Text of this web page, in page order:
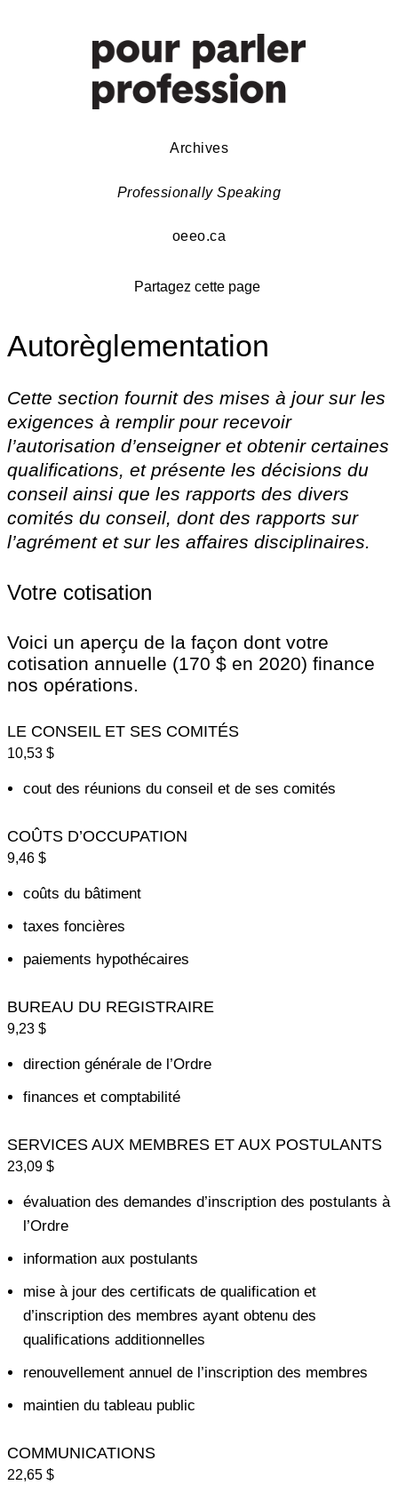
Archives
Professionally Speaking
oeeo.ca
Partagez cette page
Autorèglementation
Cette section fournit des mises à jour sur les
exigences à remplir pour recevoir
l’autorisation d’enseigner et obtenir certaines
qualifications, et présente les décisions du
conseil ainsi que les rapports des divers
comités du conseil, dont des rapports sur
l’agrément et sur les affaires disciplinaires.
Votre cotisation
Voici un aperçu de la façon dont votre
cotisation annuelle (170 $ en 2020) finance
nos opérations.
LE CONSEIL ET SES COMITÉS
10,53 $
cout des réunions du conseil et de ses comités
COÛTS D’OCCUPATION
9,46 $
coûts du bâtiment
taxes foncières
paiements hypothécaires
BUREAU DU REGISTRAIRE
9,23 $
direction générale de l’Ordre
finances et comptabilité
SERVICES AUX MEMBRES ET AUX POSTULANTS
23,09 $
évaluation des demandes d’inscription des postulants à
l’Ordre
information aux postulants
mise à jour des certificats de qualification et
d’inscription des membres ayant obtenu des
qualifications additionnelles
renouvellement annuel de l’inscription des membres
maintien du tableau public
COMMUNICATIONS
22,65 $